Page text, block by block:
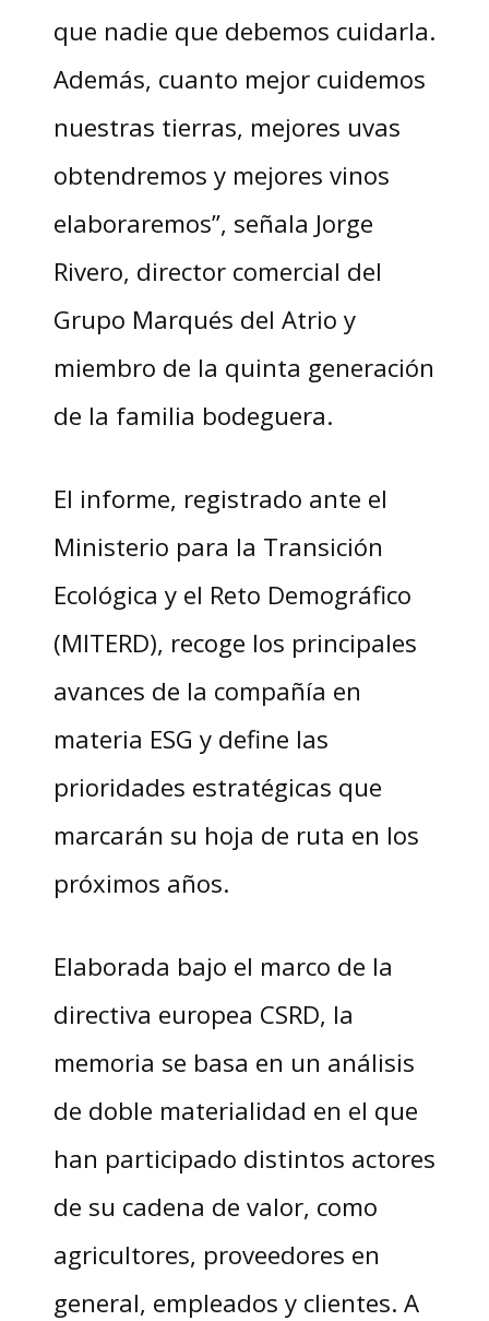
que nadie que debemos cuidarla.
Además, cuanto mejor cuidemos
nuestras tierras, mejores uvas
obtendremos y mejores vinos
elaboraremos”, señala Jorge
Rivero, director comercial del
Grupo Marqués del Atrio y
miembro de la quinta generación
de la familia bodeguera.
El informe, registrado ante el
Ministerio para la Transición
Ecológica y el Reto Demográfico
(MITERD), recoge los principales
avances de la compañía en
materia ESG y define las
prioridades estratégicas que
marcarán su hoja de ruta en los
próximos años.
Elaborada bajo el marco de la
directiva europea CSRD, la
memoria se basa en un análisis
de doble materialidad en el que
han participado distintos actores
de su cadena de valor, como
agricultores, proveedores en
general, empleados y clientes. A